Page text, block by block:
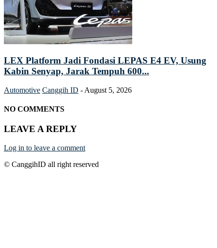
LEX Platform Jadi Fondasi LEPAS E4 EV, Usung
Kabin Senyap, Jarak Tempuh 600...
Automotive Canggih ID - August 5, 2026
NO COMMENTS
LEAVE A REPLY
Log in to leave a comment
© CanggihID all right reserved